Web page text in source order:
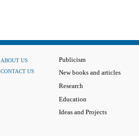
ABOUT US
CONTACT US
Publicism
New books and articles
Research
Education
Ideas and Projects